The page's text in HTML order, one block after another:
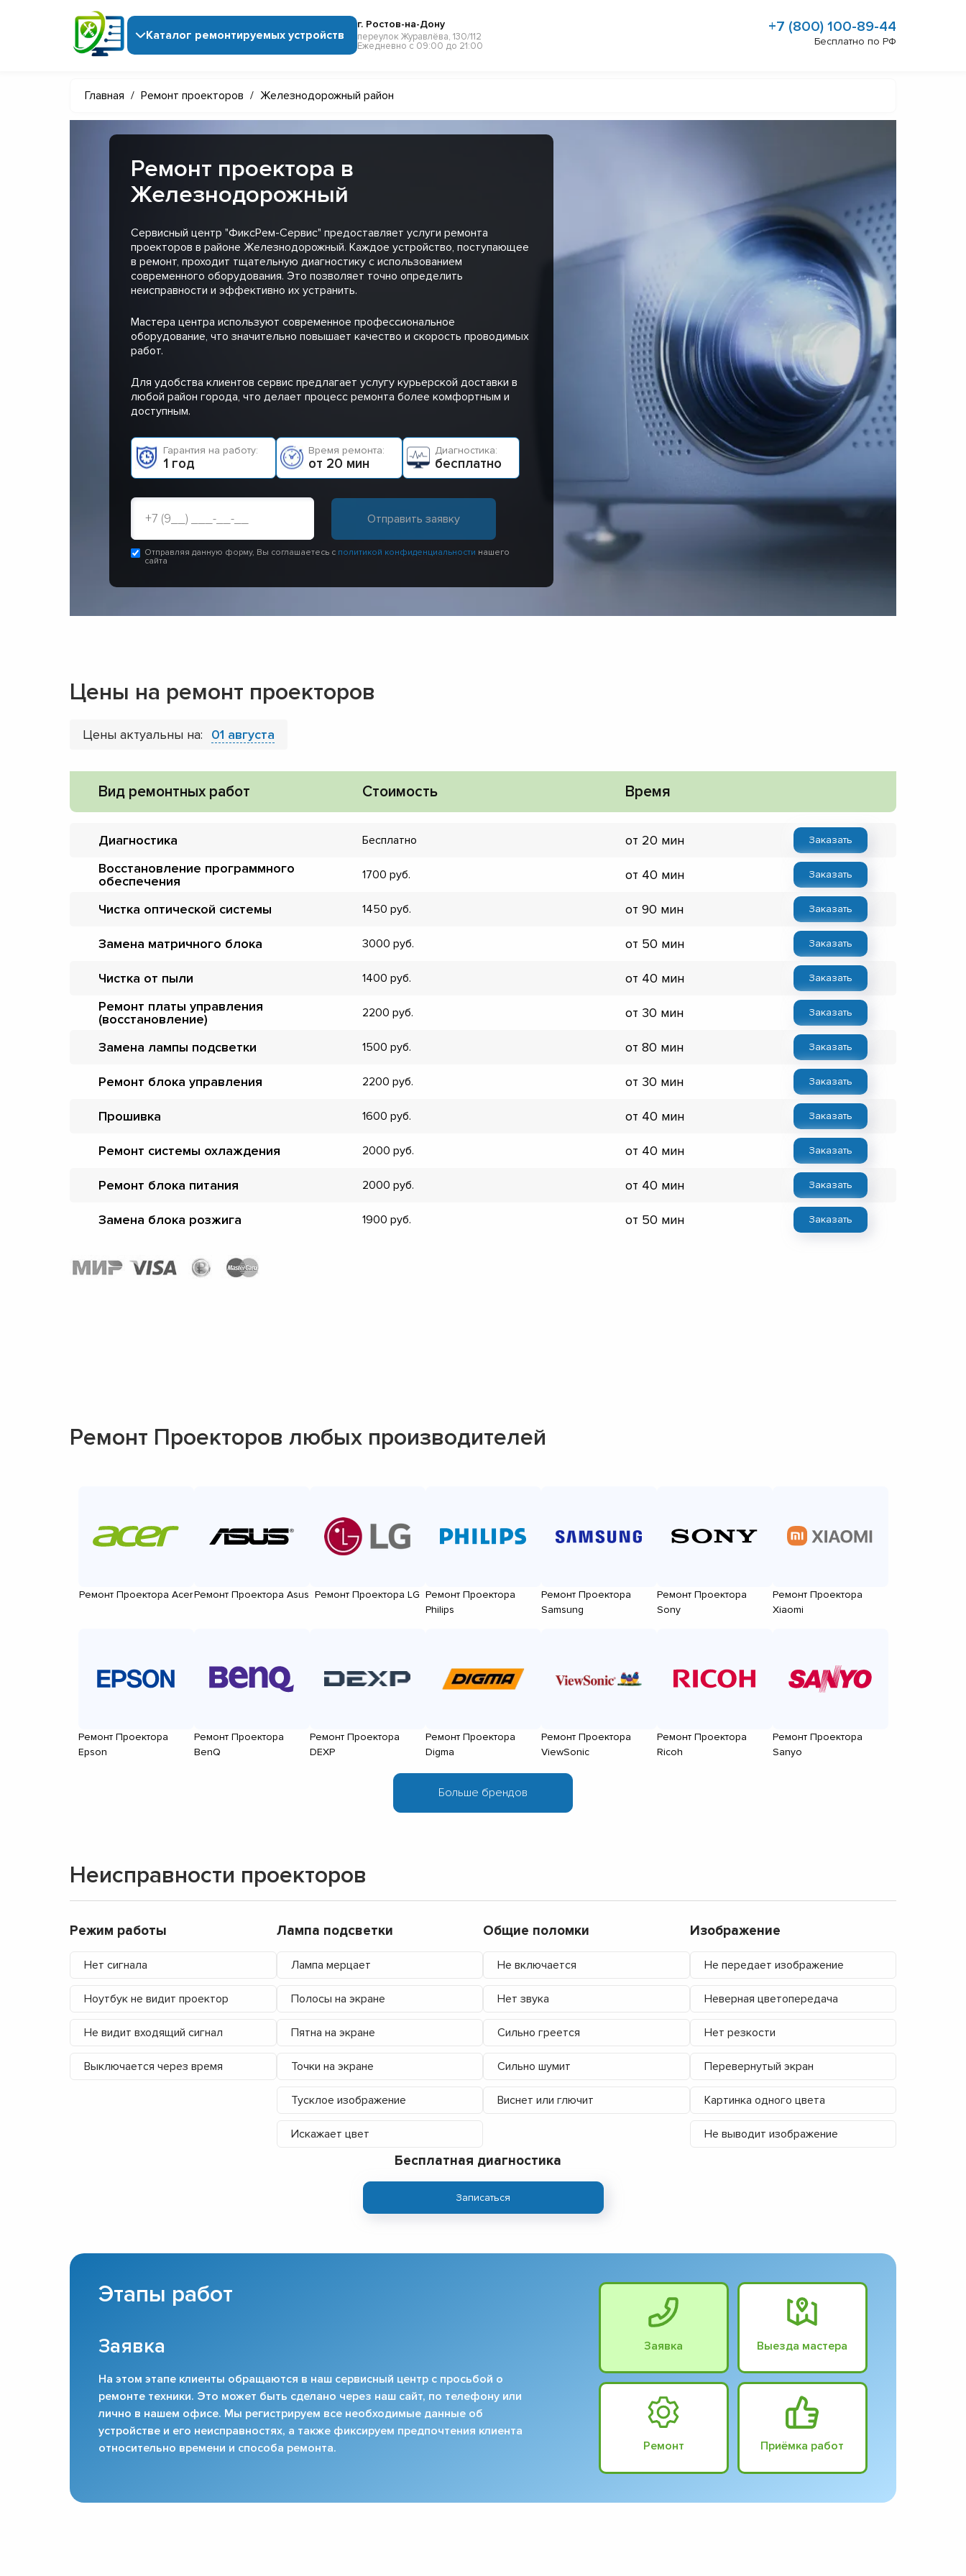
Каталог ремонтируемых устройств
г. Ростов-на-Дону
переулок Журавлёва, 130/112
Ежедневно с 09:00 до 21:00
+7 (800) 100-89-44
Бесплатно по РФ
Главная / Ремонт проекторов / Железнодорожный район
Ремонт проектора в
Железнодорожный
Сервисный центр "ФиксРем-Сервис" предоставляет услуги ремонта
проекторов в районе Железнодорожный. Каждое устройство, поступающее
в ремонт, проходит тщательную диагностику с использованием
современного оборудования. Это позволяет точно определить
неисправности и эффективно их устранить.
Мастера центра используют современное профессиональное
оборудование, что значительно повышает качество и скорость проводимых
работ.
Для удобства клиентов сервис предлагает услугу курьерской доставки в
любой район города, что делает процесс ремонта более комфортным и
доступным.
Гарантия на работу:
1 год
Время ремонта:
от 20 мин
Диагностика:
бесплатно
Отправляя данную форму, Вы соглашаетесь с политикой конфиденциальности нашего
сайта
Цены на ремонт проекторов
Цены актуальны на: 01 августа
Вид ремонтных работ Стоимость Время
Диагностика Бесплатно от 20 мин Заказать
Восстановление программного
обеспечения
1700 от 40 мин Заказать
Чистка оптической системы 1450 от 90 мин Заказать
Замена матричного блока 3000 от 50 мин Заказать
Чистка от пыли 1400 от 40 мин Заказать
Ремонт платы управления
(восстановление)
2200 от 30 мин Заказать
Замена лампы подсветки 1500 от 80 мин Заказать
Ремонт блока управления 2200 от 30 мин Заказать
Прошивка 1600 от 40 мин Заказать
Ремонт системы охлаждения 2000 от 40 мин Заказать
Ремонт блока питания 2000 от 40 мин Заказать
Замена блока розжига 1900 от 50 мин Заказать
Ремонт Проекторов любых производителей
Ремонт Проектора AcerРемонт Проектора Asus Ремонт Проектора LG Ремонт Проектора
Philips
Ремонт Проектора
Samsung
Ремонт Проектора
Sony
Ремонт Проектора
Xiaomi
Ремонт Проектора
Epson
Ремонт Проектора
BenQ
Ремонт Проектора
DEXP
Ремонт Проектора
Digma
Ремонт Проектора
ViewSonic
Ремонт Проектора
Ricoh
Ремонт Проектора
Sanyo
Неисправности проекторов
Режим работы
Нет сигнала
Ноутбук не видит проектор
Не видит входящий сигнал
Выключается через время
Лампа подсветки
Лампа мерцает
Полосы на экране
Пятна на экране
Точки на экране
Тусклое изображение
Искажает цвет
Общие поломки
Не включается
Нет звука
Сильно греется
Сильно шумит
Виснет или глючит
Изображение
Не передает изображение
Неверная цветопередача
Нет резкости
Перевернутый экран
Картинка одного цвета
Не выводит изображение
Бесплатная диагностика
Записаться
Этапы работ
Заявка
На этом этапе клиенты обращаются в наш сервисный центр с просьбой о
ремонте техники. Это может быть сделано через наш сайт, по телефону или
лично в нашем офисе. Мы регистрируем все необходимые данные об
устройстве и его неисправностях, а также фиксируем предпочтения клиента
относительно времени и способа ремонта.
Заявка Выезда мастера
Ремонт Приёмка работ